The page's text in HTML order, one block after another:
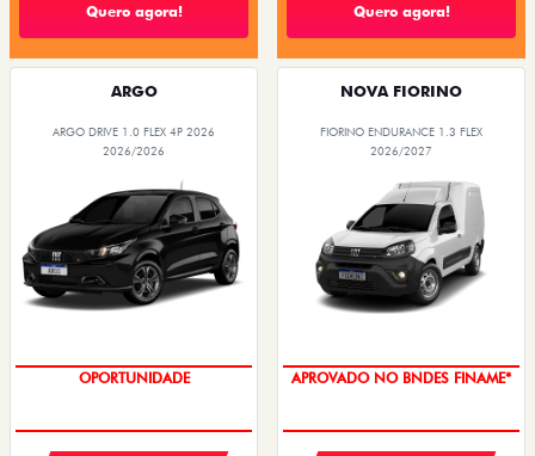
Quero agora! Quero agora!
ARGO
ARGO DRIVE 1.0 FLEX 4P 2026
2026/2026
OPORTUNIDADE
NOVA FIORINO
FIORINO ENDURANCE 1.3 FLEX
2026/2027
APROVADO NO BNDES FINAME*